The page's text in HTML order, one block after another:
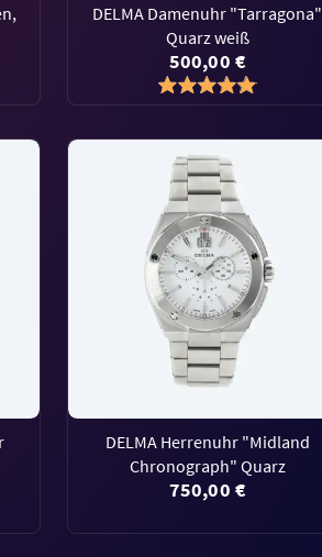
DELMA Damenuhr "Tarragona"
Quarz weiß
500,00 €
DELMA Herrenuhr "Midland
Chronograph" Quarz
750,00 €